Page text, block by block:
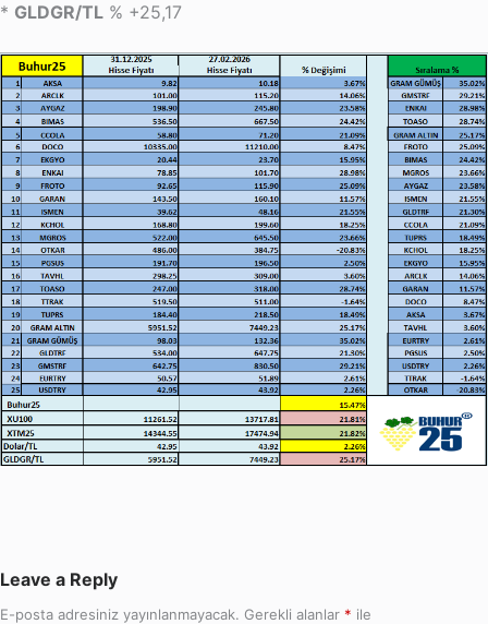
* GLDGR/TL % +25,17
Leave a Reply
E-posta adresiniz yayınlanmayacak. Gerekli alanlar * ile